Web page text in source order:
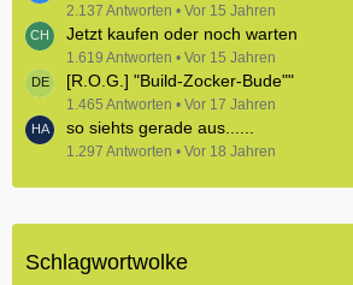
2.137 Antworten Vor 15 Jahren
Jetzt kaufen oder noch warten
1.619 Antworten Vor 15 Jahren
[R.O.G.] "Build-Zocker-Bude""
1.465 Antworten Vor 17 Jahren
so siehts gerade aus......
1.297 Antworten Vor 18 Jahren
Schlagwortwolke